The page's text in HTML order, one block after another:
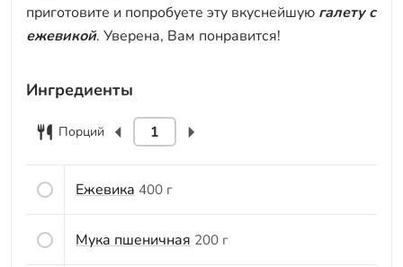
приготовите и попробуете эту вкуснейшую галету с
ежевикой. Уверена, Вам понравится!
Ингредиенты
Порций
Ежевика 400 г
Мука пшеничная 200 г